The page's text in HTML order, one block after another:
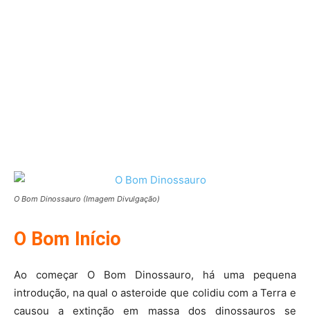
O Bom Dinossauro (Imagem Divulgação)
O Bom Início
Ao começar O Bom Dinossauro, há uma pequena
introdução, na qual o asteroide que colidiu com a Terra e
causou a extinção em massa dos dinossauros se